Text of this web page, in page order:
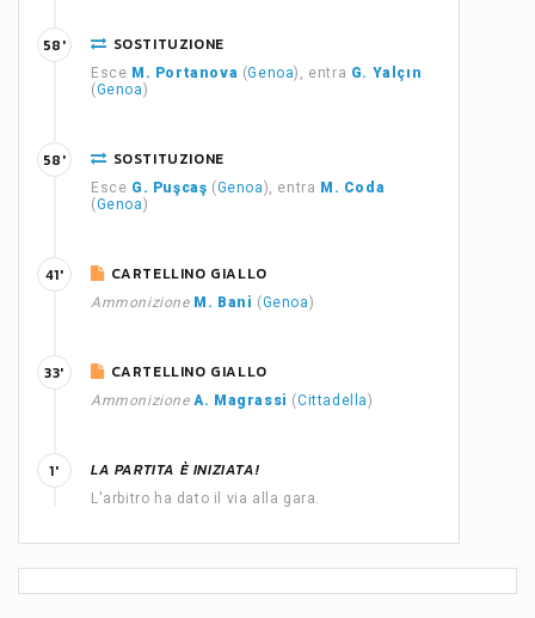
SOSTITUZIONE
Esce M. Portanova (Genoa), entra G. Yalçın
(Genoa)
58'
SOSTITUZIONE
Esce G. Puşcaş (Genoa), entra M. Coda
(Genoa)
58'
CARTELLINO GIALLO
Ammonizione M. Bani (Genoa)
41'
CARTELLINO GIALLO
Ammonizione A. Magrassi (Cittadella)
33'
LA PARTITA È INIZIATA!
L'arbitro ha dato il via alla gara.
1'